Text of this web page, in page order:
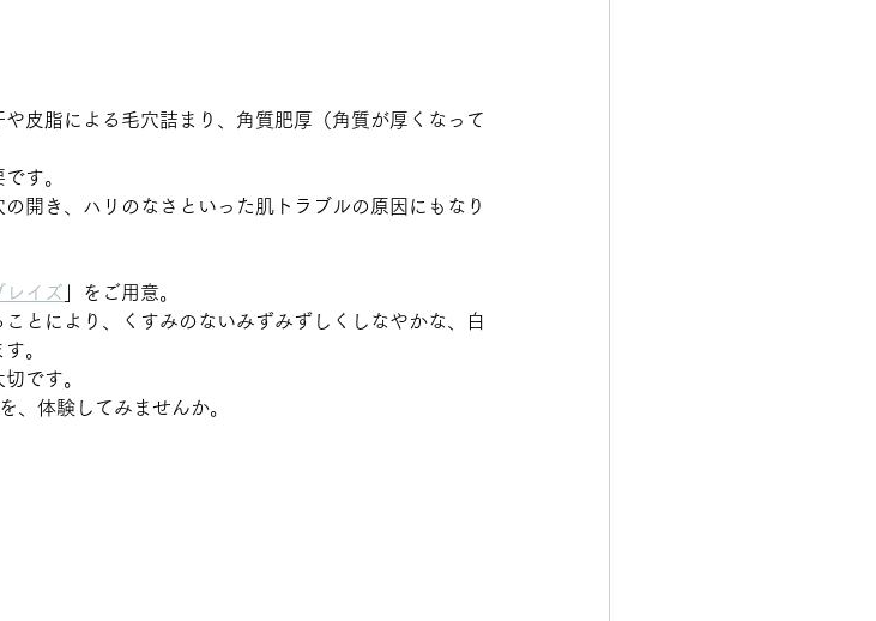
皮脂による毛穴詰まり、角質肥厚（角質が厚くなって
す。
開き、ハリのなさといった肌トラブルの原因にもなり
レイズ 」をご用意。
とにより、くすみのないみずみずしくしなやかな、白
。
です。
、体験してみませんか。